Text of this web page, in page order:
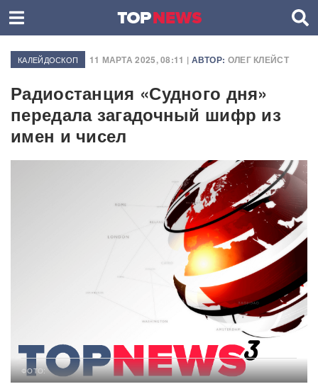
КАЛЕЙДОСКОП 11 МАРТА 2025, 08:11 | АВТОР: ОЛЕГ КЛЕЙСТ
Радиостанция «Судного дня»
передала загадочный шифр из
имен и чисел
ФОТО: